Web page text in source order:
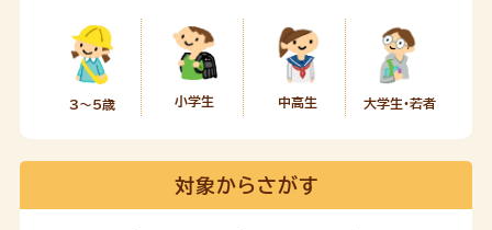
3～5歳 小学生 中高生 大学生・若者
対象からさがす